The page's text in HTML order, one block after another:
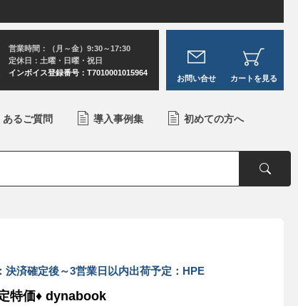
営業時間：（月～金）9:30～17:30
定休日：土曜・日曜・祝日
インボイス登録番号：T7010001015964
お問い合せ カートを見る
あるご質問 導入事例集 初めての方へ
決済確定後～3営業日以内出荷予定：HPE
特価♦ dynabook